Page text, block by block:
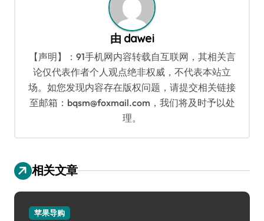
由 dawei
【声明】：91手机网内容转载自互联网，其相关言
论仅代表作者个人观点绝非权威，不代表本站立
场。如您发现内容存在版权问题，请提交相关链接
至邮箱：bqsm@foxmail.com，我们将及时予以处
理。
相关文章
苹果导购